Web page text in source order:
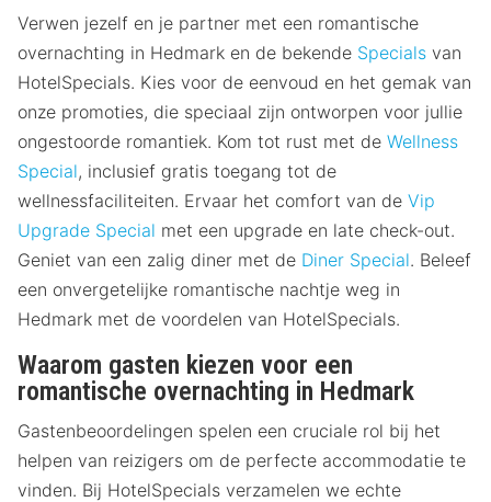
Verwen jezelf en je partner met een romantische
overnachting in Hedmark en de bekende Specials van
HotelSpecials. Kies voor de eenvoud en het gemak van
onze promoties, die speciaal zijn ontworpen voor jullie
ongestoorde romantiek. Kom tot rust met de Wellness
Special, inclusief gratis toegang tot de
wellnessfaciliteiten. Ervaar het comfort van de Vip
Upgrade Special met een upgrade en late check-out.
Geniet van een zalig diner met de Diner Special. Beleef
een onvergetelijke romantische nachtje weg in
Hedmark met de voordelen van HotelSpecials.
Waarom gasten kiezen voor een
romantische overnachting in Hedmark
Gastenbeoordelingen spelen een cruciale rol bij het
helpen van reizigers om de perfecte accommodatie te
vinden. Bij HotelSpecials verzamelen we echte